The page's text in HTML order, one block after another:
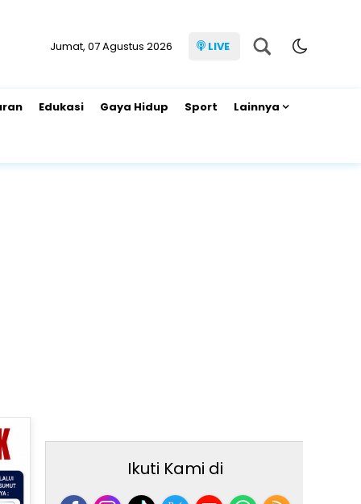
Jumat, 07 Agustus 2026 LIVE
Edukasi Gaya Hidup Sport Lainnya
Ikuti Kami di